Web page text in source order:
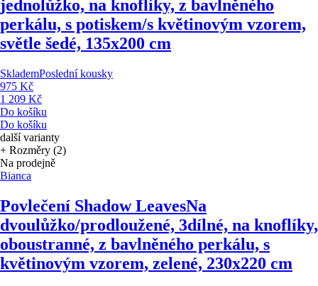
jednolůžko, na knoflíky, z bavlněného
perkálu, s potiskem/s květinovým vzorem,
světle šedé, 135x200 cm
SklademPoslední kousky
975 Kč
1 209 Kč
Do košíku
Do košíku
další varianty
+ Rozměry (2)
Na prodejně
Bianca
Povlečení Shadow LeavesNa
dvoulůžko/prodloužené, 3dílné, na knoflíky,
oboustranné, z bavlněného perkálu, s
květinovým vzorem, zelené, 230x220 cm